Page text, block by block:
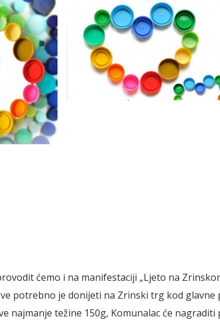
ćemo i na manifestaciji „Ljeto na
potrebno je donijeti na Zrinski trg kod glavne
najmanje težine 150g, Komunalac će